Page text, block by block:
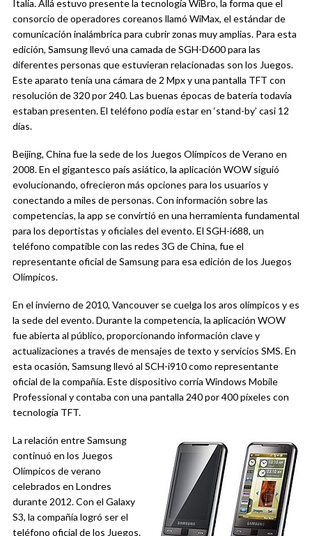
Italia. Allá estuvo presente la tecnología WiBro, la forma que el
consorcio de operadores coreanos llamó WiMax, el estándar de
comunicación inalámbrica para cubrir zonas muy amplias. Para esta
edición, Samsung llevó una camada de SGH-D600 para las
diferentes personas que estuvieran relacionadas son los Juegos.
Este aparato tenía una cámara de 2 Mpx y una pantalla TFT con
resolución de 320 por 240. Las buenas épocas de batería todavía
estaban presenten. El teléfono podía estar en ‘stand-by’ casi 12
días.
Beijing, China fue la sede de los Juegos Olímpicos de Verano en
2008. En el gigantesco país asiático, la aplicación WOW siguió
evolucionando, ofrecieron más opciones para los usuarios y
conectando a miles de personas. Con información sobre las
competencias, la app se convirtió en una herramienta fundamental
para los deportistas y oficiales del evento. El SGH-i688, un
teléfono compatible con las redes 3G de China, fue el
representante oficial de Samsung para esa edición de los Juegos
Olímpicos.
En el invierno de 2010, Vancouver se cuelga los aros olímpicos y es
la sede del evento. Durante la competencia, la aplicación WOW
fue abierta al público, proporcionando información clave y
actualizaciones a través de mensajes de texto y servicios SMS. En
esta ocasión, Samsung llevó al SCH-i910 como representante
oficial de la compañía. Este dispositivo corría Windows Mobile
Professional y contaba con una pantalla 240 por 400 píxeles con
tecnología TFT.
La relación entre Samsung
continuó en los Juegos
Olímpicos de verano
celebrados en Londres
durante 2012. Con el Galaxy
S3, la compañía logró ser el
teléfono oficial de los Juegos.